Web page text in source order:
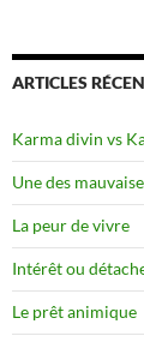
ARTICLES
Karma divin vs
Une des
La peur de vivre
Intérêt ou
Le prêt animique